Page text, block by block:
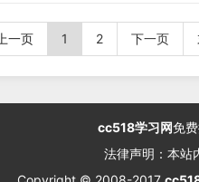
上一页 1 2 下一页
cc518学习网免
法律声明：本站